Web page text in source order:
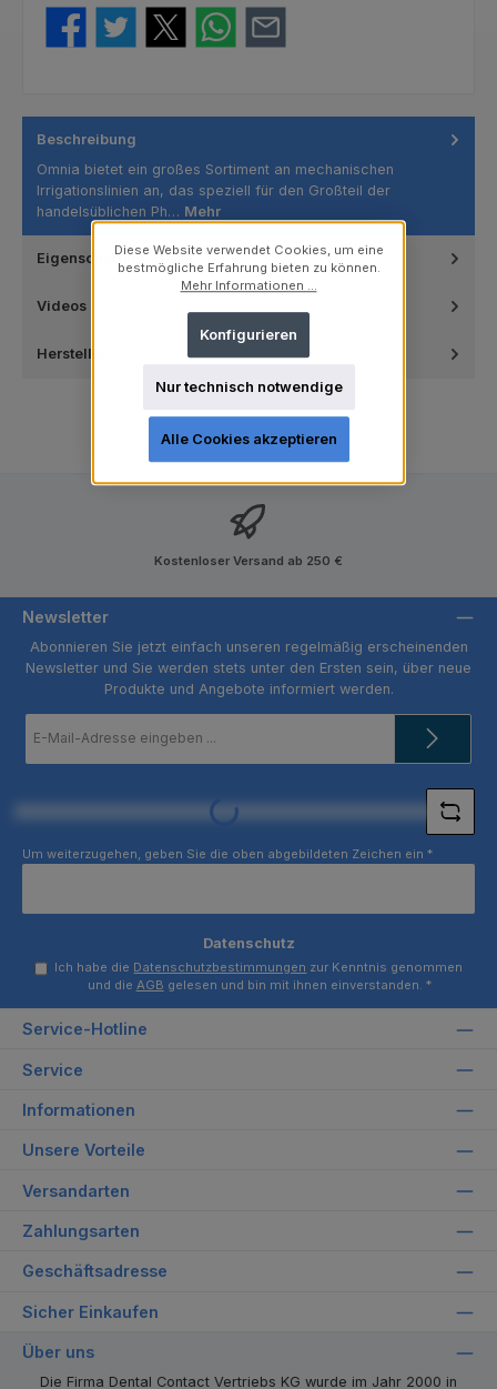
Beschreibung
Omnia bietet ein großes Sortiment an mechanischen
Irrigationslinien an, das speziell für den Großteil der
handelsüblichen Ph… Mehr
Eigenschaften
Videos
Hersteller
Kostenloser Versand ab 250 €
Newsletter
Abonnieren Sie jetzt einfach unseren regelmäßig erscheinenden
Newsletter und Sie werden stets unter den Ersten sein, über neue
Produkte und Angebote informiert werden.
Mail-
Loading...
Um weiterzugehen, geben Sie die oben abgebildeten Zeichen ein *
Datenschutz
Ich habe die Datenschutzbestimmungen zur Kenntnis genommen
und die AGB gelesen und bin mit ihnen einverstanden. *
Service-Hotline
Service
Informationen
Unsere Vorteile
Versandarten
Zahlungsarten
Geschäftsadresse
Sicher Einkaufen
Über uns
Die Firma Dental Contact Vertriebs KG wurde im Jahr 2000 in
Diese Website verwendet Cookies, um eine
bestmögliche Erfahrung bieten zu können.
Mehr Informationen ...
Nur technisch notwendige
Konfigurieren
Alle Cookies akzeptieren